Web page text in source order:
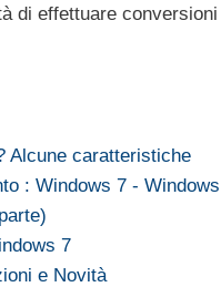
di effettuare
Alcune caratteristiche
: Windows 7 -
7
e Novità